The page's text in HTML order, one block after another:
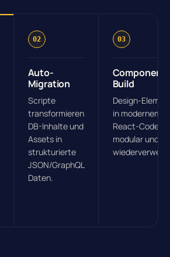
02
Auto-
Migration
Scripte
transformieren
DB-Inhalte und
Assets in
strukturierte
JSON/GraphQL
Daten.
03
Component
Build
Design-
in modernem
React-Code —
modular und